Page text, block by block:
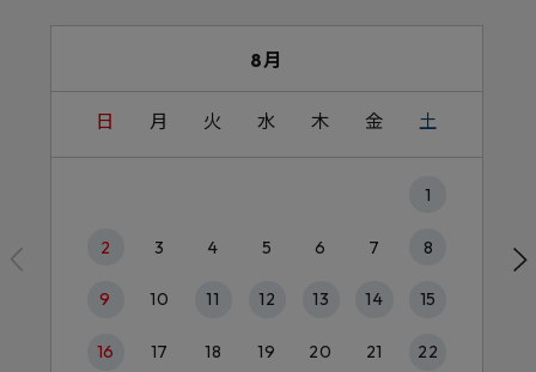
8月
日 月 火 水 木 金 土
1
2 3 4 5 6 7 8
9 10 11 12 13 14 15
16 17 18 19 20 21 22